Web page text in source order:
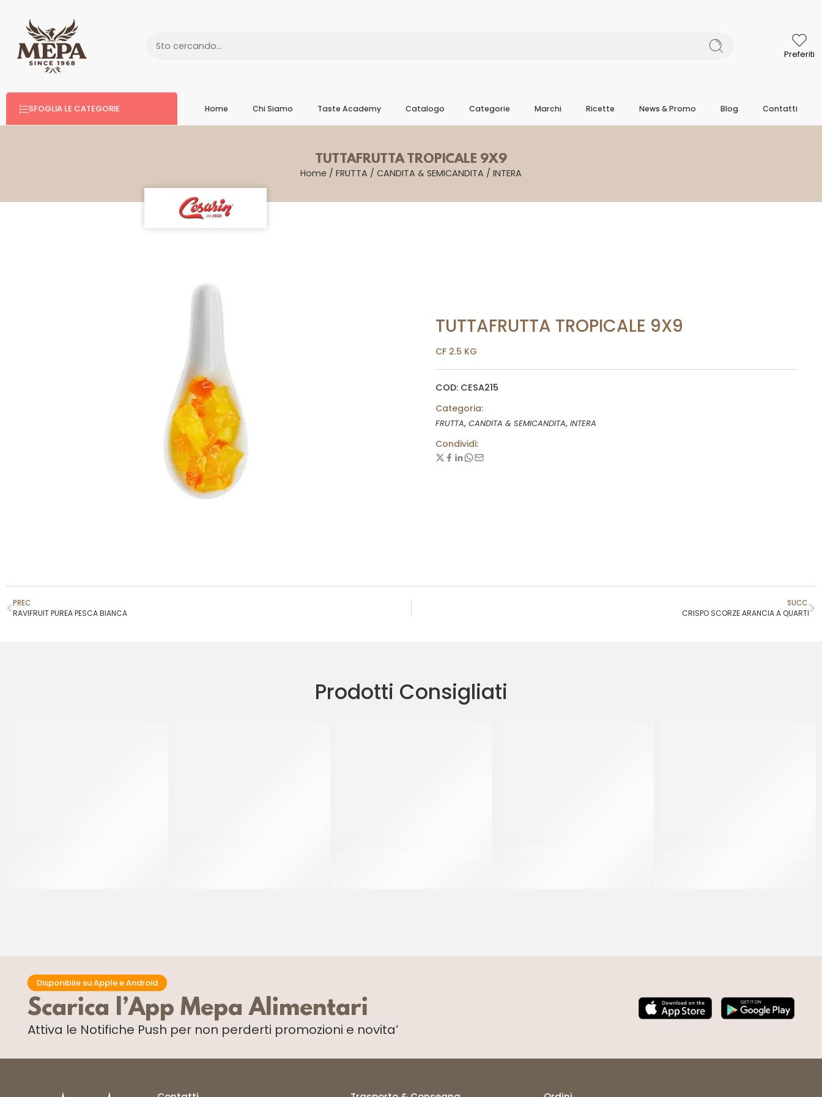
Preferiti
SFOGLIA LE CATEGORIE Home Chi Siamo Taste Academy Catalogo Categorie Marchi Ricette News & Promo Blog Contatti
TUTTAFRUTTA TROPICALE 9X9
Home / FRUTTA / CANDITA & SEMICANDITA / INTERA
TUTTAFRUTTA TROPICALE 9X9
CF 2.5 KG
COD: CESA215
Categoria:
FRUTTA, CANDITA & SEMICANDITA, INTERA
Condividi:
PREC
RAVIFRUIT PUREA PESCA BIANCA
SUCC.
CRISPO SCORZE ARANCIA A QUARTI
Prodotti Consigliati
Disponibile su Apple e Android
Scarica l’App Mepa Alimentari
Attiva le Notifiche Push per non perderti promozioni e novita’